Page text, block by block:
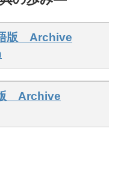
版 Archive
Archive